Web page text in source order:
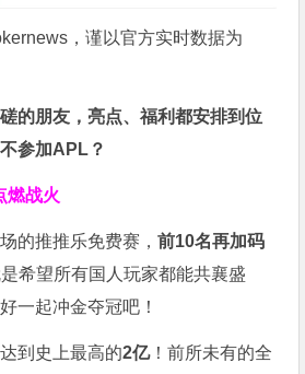
，谨以官方实时数据为
的朋友，亮点、福利都安排到位
参加APL？
燃战火
的推推乐免费赛，前10名再加码
是希望所有国人玩家都能共襄盛
一起冲金夺冠吧！
到史上最高的2亿！前所未有的全